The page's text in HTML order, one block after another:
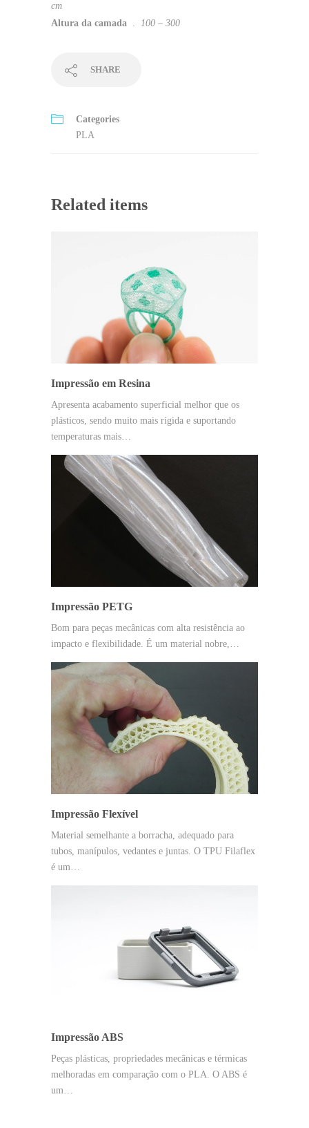
cm
Altura da camada . 100 – 300
SHARE
Categories
PLA
Related items
Impressão em Resina
Apresenta acabamento superficial melhor que os
plásticos, sendo muito mais rígida e suportando
temperaturas mais…
Impressão PETG
Bom para peças mecânicas com alta resistência ao
impacto e flexibilidade. É um material nobre,…
Impressão Flexível
Material semelhante a borracha, adequado para
tubos, manípulos, vedantes e juntas. O TPU Filaflex
é um…
Impressão ABS
Peças plásticas, propriedades mecânicas e térmicas
melhoradas em comparação com o PLA. O ABS é
um…